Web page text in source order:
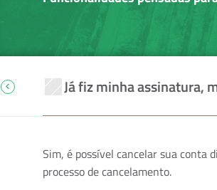
Já fiz minha assinatura,
Sim, é possível cancelar sua conta
processo de cancelamento.